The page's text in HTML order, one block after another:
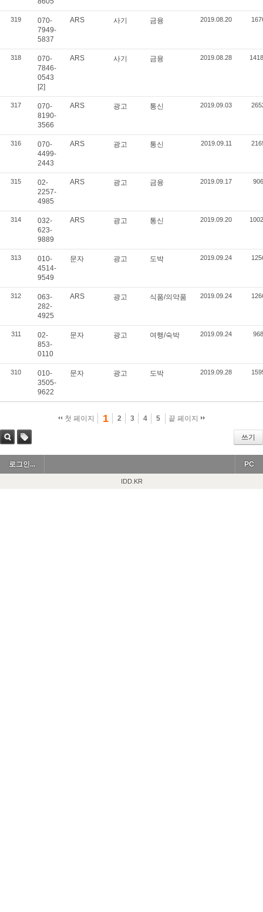
319
070-
7949-
5837
ARS 사기 금융 2019.08.20
318
070-
7846-
0543
[2]
ARS 사기 금융 2019.08.28
317
070-
8190-
3566
ARS 광고 통신 2019.09.03
316
070-
4499-
2443
ARS 광고 통신 2019.09.11
315
02-
2257-
4985
ARS 광고 금융 2019.09.17 906
314
032-
623-
9889
ARS 광고 통신 2019.09.20
313
010-
4514-
9549
문자 광고 도박 2019.09.24
312
063-
282-
4925
ARS 광고 식품/의약품 2019.09.24
311
02-
853-
0110
문자 광고 여행/숙박 2019.09.24 968
310
010-
3505-
9622
문자 광고 도박 2019.09.28
첫 페이지 1 2 3 4 5 끝 페이지
쓰기
로그인...
PC
IDD.KR